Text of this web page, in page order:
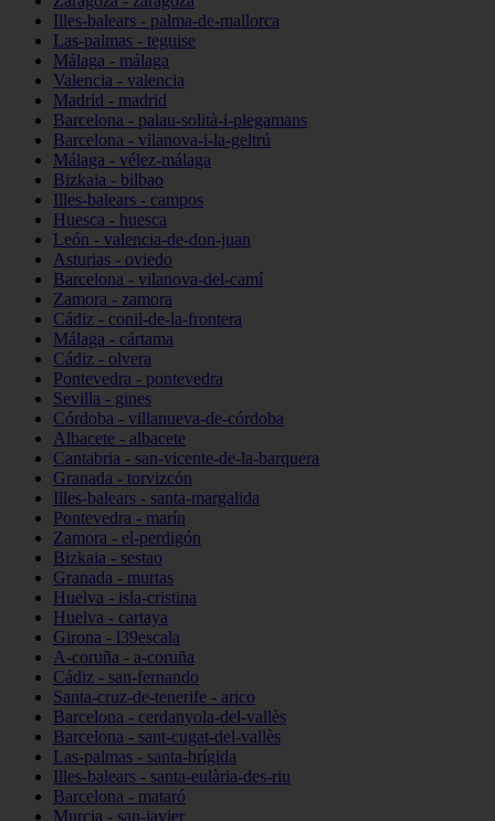
Illes-balears - palma-de-mallorca
Las-palmas - teguise
Málaga - málaga
Valencia - valencia
Madrid - madrid
Barcelona - palau-solità-i-plegamans
Barcelona - vilanova-i-la-geltrú
Málaga - vélez-málaga
Bizkaia - bilbao
Illes-balears - campos
Huesca - huesca
León - valencia-de-don-juan
Asturias - oviedo
Barcelona - vilanova-del-camí
Zamora - zamora
Cádiz - conil-de-la-frontera
Málaga - cártama
Cádiz - olvera
Pontevedra - pontevedra
Sevilla - gines
Córdoba - villanueva-de-córdoba
Albacete - albacete
Cantabria - san-vicente-de-la-barquera
Granada - torvizcón
Illes-balears - santa-margalida
Pontevedra - marín
Zamora - el-perdigón
Bizkaia - sestao
Granada - murtas
Huelva - isla-cristina
Huelva - cartaya
Girona - l39escala
A-coruña - a-coruña
Cádiz - san-fernando
Santa-cruz-de-tenerife - arico
Barcelona - cerdanyola-del-vallès
Barcelona - sant-cugat-del-vallès
Las-palmas - santa-brígida
Illes-balears - santa-eulària-des-riu
Barcelona - mataró
Murcia - san-javier